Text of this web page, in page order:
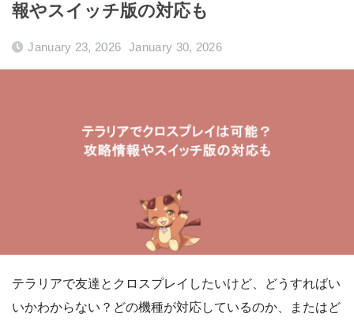
報やスイッチ版の対応も
January 23, 2026 January 30, 2026
テラリアで友達とクロスプレイしたいけど、どうすればい
いかわからない？どの機種が対応しているのか、またはど